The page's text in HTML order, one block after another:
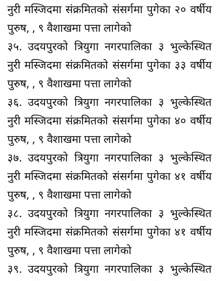
नुरी मस्जिदमा संक्रमितको संसर्गमा पुगेका २० वर्षीय
पुरुष, , ९ वैशाखमा पत्ता लागेको
३५. उदयपुरको त्रियुगा नगरपालिका ३ भुल्केस्थित
नुरी मस्जिदमा संक्रमितको संसर्गमा पुगेका ३३ वर्षीय
पुरुष, , ९ वैशाखमा पत्ता लागेको
३६. उदयपुरको त्रियुगा नगरपालिका ३ भुल्केस्थित
नुरी मस्जिदमा संक्रमितको संसर्गमा पुगेका ४० वर्षीय
पुरुष, , ९ वैशाखमा पत्ता लागेको
३७. उदयपुरको त्रियुगा नगरपालिका ३ भुल्केस्थित
नुरी मस्जिदमा संक्रमितको संसर्गमा पुगेका ४१ वर्षीय
पुरुष, , ९ वैशाखमा पत्ता लागेको
३८. उदयपुरको त्रियुगा नगरपालिका ३ भुल्केस्थित
नुरी मस्जिदमा संक्रमितको संसर्गमा पुगेका ४१ वर्षीय
पुरुष, , ९ वैशाखमा पत्ता लागेको
३९. उदयपुरको त्रियुगा नगरपालिका ३ भुल्केस्थित